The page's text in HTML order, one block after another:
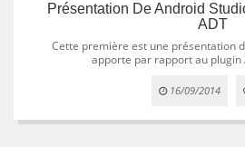
Présentation De Android
ADT
Cette première est une présentation
apporte par rapport au plugin
16/09/2014